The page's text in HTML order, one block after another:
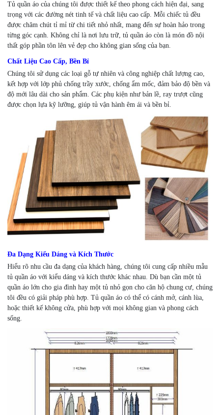
Tủ quần áo của chúng tôi được thiết kế theo phong cách hiện đại, sang
trọng với các đường nét tinh tế và chất liệu cao cấp. Mỗi chiếc tủ đều
được chăm chút tỉ mỉ từ chi tiết nhỏ nhất, mang đến sự hoàn hảo trong
từng góc cạnh. Không chỉ là nơi lưu trữ, tủ quần áo còn là món đồ nội
thất góp phần tôn lên vẻ đẹp cho không gian sống của bạn.
Chất Liệu Cao Cấp, Bền Bỉ
Chúng tôi sử dụng các loại gỗ tự nhiên và công nghiệp chất lượng cao,
kết hợp với lớp phủ chống trầy xước, chống ẩm mốc, đảm bảo độ bền và
độ mới lâu dài cho sản phẩm. Các phụ kiện như bản lề, ray trượt cũng
được chọn lựa kỹ lưỡng, giúp tủ vận hành êm ái và bền bỉ.
Đa Dạng Kiểu Dáng và Kích Thước
Hiểu rõ nhu cầu đa dạng của khách hàng, chúng tôi cung cấp nhiều mẫu
tủ quần áo với kiểu dáng và kích thước khác nhau. Dù bạn cần một tủ
quần áo lớn cho gia đình hay một tủ nhỏ gọn cho căn hộ chung cư, chúng
tôi đều có giải pháp phù hợp. Tủ quần áo có thể có cánh mở, cánh lùa,
hoặc thiết kế không cửa, phù hợp với mọi không gian và phong cách
sống.